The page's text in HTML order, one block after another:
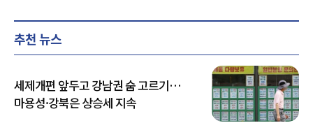
추천 뉴스
세제개편 앞두고 강남권 숨 고르기…
마용성·강북은 상승세 지속